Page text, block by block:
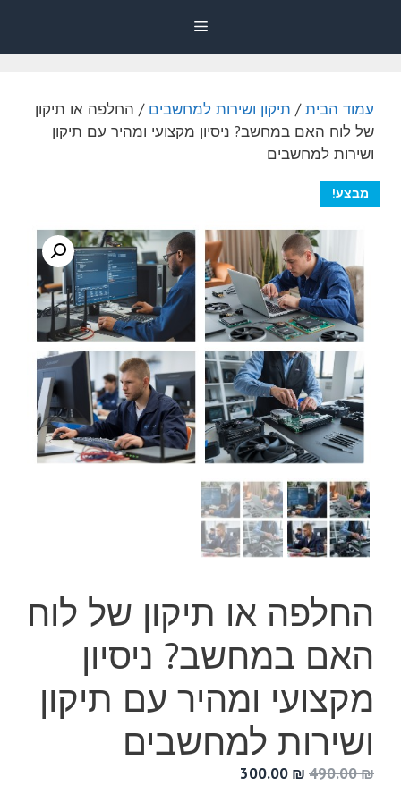
Menu
עמוד הבית/ תיקון ושירות למחשבים / החלפה או תיקון
של לוח האם במחשב? ניסיון מקצועי ומהיר עם תיקון
ושירות למחשבים
מבצע!
החלפה או תיקון של לוח
האם במחשב? ניסיון
מקצועי ומהיר עם תיקון
ושירות למחשבים
490.00₪
המחיר
300.00 ₪